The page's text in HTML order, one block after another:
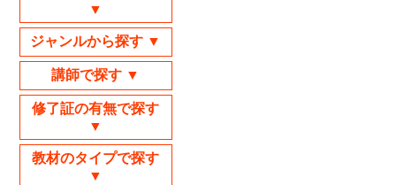
▼
ジャンルから探す ▼
講師で探す ▼
修了証の有無で探す
▼
教材のタイプで探す
▼